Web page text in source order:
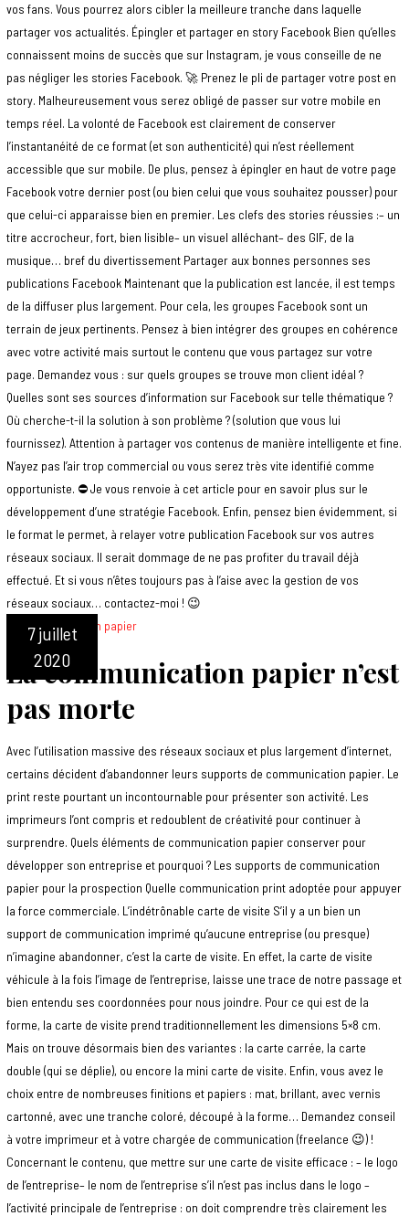
vos fans. Vous pourrez alors cibler la meilleure tranche dans laquelle
partager vos actualités. Épingler et partager en story Facebook Bien qu’elles
connaissent moins de succès que sur Instagram, je vous conseille de ne
pas négliger les stories Facebook. 🚀 Prenez le pli de partager votre post en
story. Malheureusement vous serez obligé de passer sur votre mobile en
temps réel. La volonté de Facebook est clairement de conserver
l’instantanéité de ce format (et son authenticité) qui n’est réellement
accessible que sur mobile. De plus, pensez à épingler en haut de votre page
Facebook votre dernier post (ou bien celui que vous souhaitez pousser) pour
que celui-ci apparaisse bien en premier. Les clefs des stories réussies :– un
titre accrocheur, fort, bien lisible– un visuel alléchant– des GIF, de la
musique… bref du divertissement Partager aux bonnes personnes ses
publications Facebook Maintenant que la publication est lancée, il est temps
de la diffuser plus largement. Pour cela, les groupes Facebook sont un
terrain de jeux pertinents. Pensez à bien intégrer des groupes en cohérence
avec votre activité mais surtout le contenu que vous partagez sur votre
page. Demandez vous : sur quels groupes se trouve mon client idéal ?
Quelles sont ses sources d’information sur Facebook sur telle thématique ?
Où cherche-t-il la solution à son problème ? (solution que vous lui
fournissez). Attention à partager vos contenus de manière intelligente et fine.
N’ayez pas l’air trop commercial ou vous serez très vite identifié comme
opportuniste. ⛔️ Je vous renvoie à cet article pour en savoir plus sur le
développement d’une stratégie Facebook. Enfin, pensez bien évidemment, si
le format le permet, à relayer votre publication Facebook sur vos autres
réseaux sociaux. Il serait dommage de ne pas profiter du travail déjà
effectué. Et si vous n’êtes toujours pas à l’aise avec la gestion de vos
réseaux sociaux… contactez-moi ! 😉
La communication papier n’est
pas morte
7 juillet
2020
Avec l’utilisation massive des réseaux sociaux et plus largement d’internet,
certains décident d’abandonner leurs supports de communication papier. Le
print reste pourtant un incontournable pour présenter son activité. Les
imprimeurs l’ont compris et redoublent de créativité pour continuer à
surprendre. Quels éléments de communication papier conserver pour
développer son entreprise et pourquoi ? Les supports de communication
papier pour la prospection Quelle communication print adoptée pour appuyer
la force commerciale. L’indétrônable carte de visite S’il y a un bien un
support de communication imprimé qu’aucune entreprise (ou presque)
n’imagine abandonner, c’est la carte de visite. En effet, la carte de visite
véhicule à la fois l’image de l’entreprise, laisse une trace de notre passage et
bien entendu ses coordonnées pour nous joindre. Pour ce qui est de la
forme, la carte de visite prend traditionnellement les dimensions 5×8 cm.
Mais on trouve désormais bien des variantes : la carte carrée, la carte
double (qui se déplie), ou encore la mini carte de visite. Enfin, vous avez le
choix entre de nombreuses finitions et papiers : mat, brillant, avec vernis
cartonné, avec une tranche coloré, découpé à la forme… Demandez conseil
à votre imprimeur et à votre chargée de communication (freelance 😉) !
Concernant le contenu, que mettre sur une carte de visite efficace : – le logo
de l’entreprise– le nom de l’entreprise s’il n’est pas inclus dans le logo –
l’activité principale de l’entreprise : on doit comprendre très clairement les